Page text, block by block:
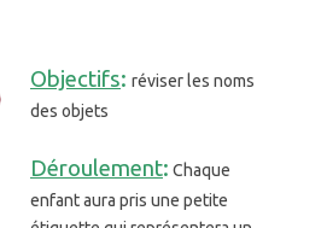
Objectifs: réviser les noms
des objets
Déroulement: Chaque
enfant aura pris une petite